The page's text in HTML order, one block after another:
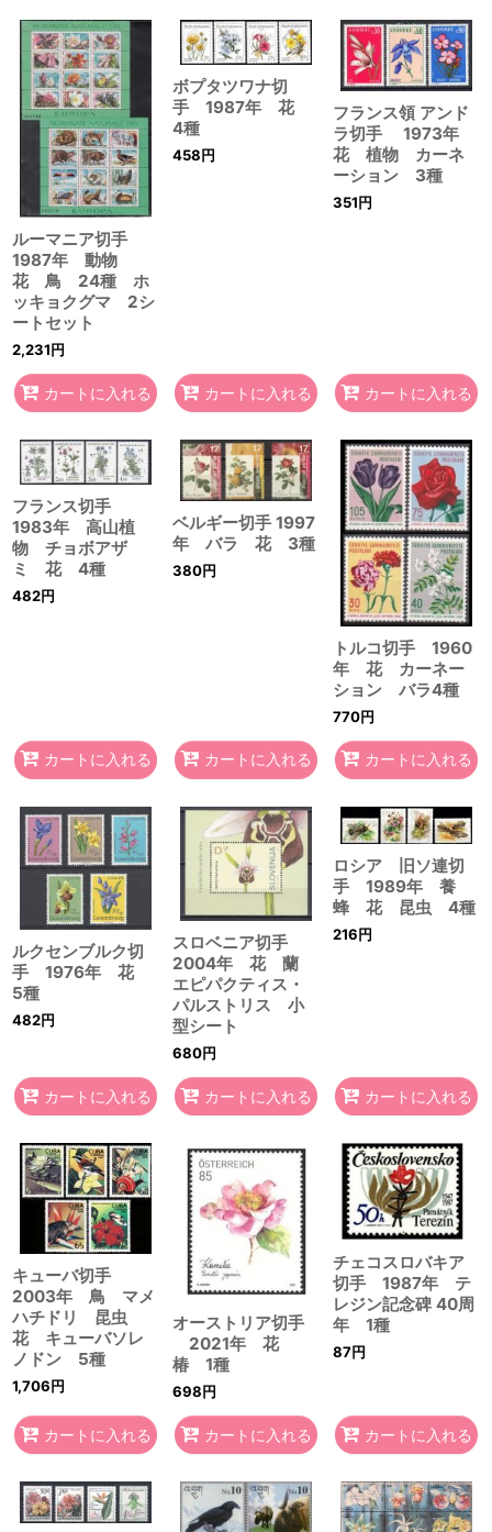
ルーマニア切手
1987年 動物
花 鳥 24種 ホ
ッキョクグマ 2シ
ートセット
2,231円
カートに入れる
ボプタツワナ切
手 1987年 花
4種
458円
カートに入れる
フランス領 アンド
ラ切手 1973年
花 植物 カーネ
ーション 3種
351円
カートに入れる
フランス切手
1983年 高山植
物 チョボアザ
ミ 花 4種
482円
カートに入れる
ベルギー切手 1997
年 バラ 花 3種
380円
カートに入れる
トルコ切手 1960
年 花 カーネー
ション バラ4種
770円
カートに入れる
ルクセンブルク切
手 1976年 花
5種
482円
カートに入れる
スロベニア切手
2004年 花 蘭
エピパクティス・
パルストリス 小
型シート
680円
カートに入れる
ロシア 旧ソ連切
手 1989年 養
蜂 花 昆虫 4種
216円
カートに入れる
キューバ切手
2003年 鳥 マメ
ハチドリ 昆虫
花 キューバソレ
ノドン 5種
1,706円
カートに入れる
オーストリア切手
2021年 花
椿 1種
698円
カートに入れる
チェコスロバキア
切手 1987年 テ
レジン記念碑 40周
年 1種
87円
カートに入れる